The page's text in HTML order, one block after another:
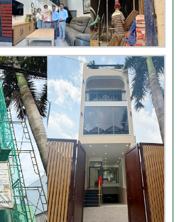
Đánh giá khách hàng xây nhà
tại Thủ Đức
Thi công móng nhà có sàn
vượt nhịp tại Hóc Môn